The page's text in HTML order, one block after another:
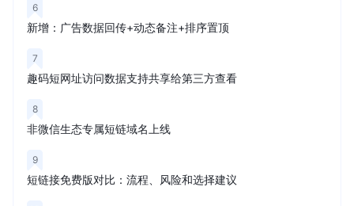
6
新增：广告数据回传+动态备注+排序置顶
7
趣码短网址访问数据支持共享给第三方查看
8
非微信生态专属短链域名上线
9
短链接免费版对比：流程、风险和选择建议